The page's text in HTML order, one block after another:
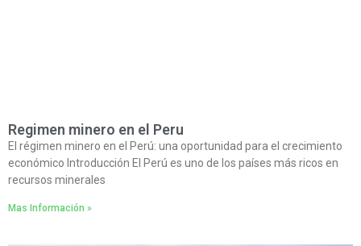
Regimen minero en el Peru
El régimen minero en el Perú: una oportunidad para el crecimiento
económico Introducción El Perú es uno de los países más ricos en
recursos minerales
Mas Información »